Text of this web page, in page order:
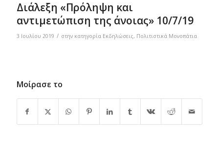
Διάλεξη «Πρόληψη και
αντιμετώπιση της άνοιας» 10/7/19
3 Ιουλίου 2019 / στην κατηγορία Εκδηλώσεις, Πολιτιστικά Μονοπάτια
Μοίρασε το